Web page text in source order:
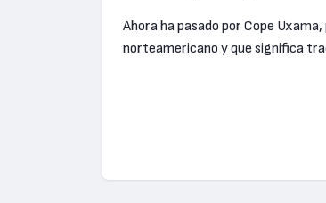
Ahora ha pasado por Cope
norteamericano y que significa